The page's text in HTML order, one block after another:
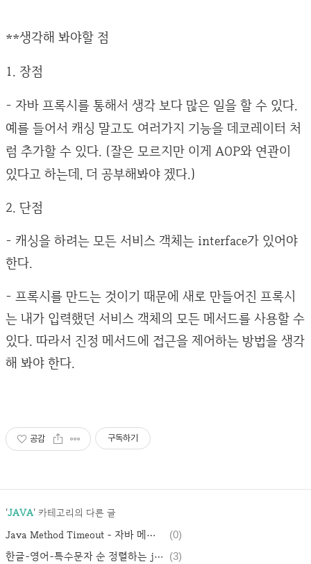
**생각해 봐야할 점
1. 장점
- 자바 프록시를 통해서 생각 보다 많은 일을 할 수 있다.
예를 들어서 캐싱 말고도 여러가지 기능을 데코레이터 처
럼 추가할 수 있다. (잘은 모르지만 이게 AOP와 연관이
있다고 하는데, 더 공부해봐야 겠다.)
2. 단점
- 캐싱을 하려는 모든 서비스 객체는 interface가 있어야
한다.
- 프록시를 만드는 것이기 때문에 새로 만들어진 프록시
는 내가 입력했던 서비스 객체의 모든 메서드를 사용할 수
있다. 따라서 진정 메서드에 접근을 제어하는 방법을 생각
해 봐야 한다.
공감 구독하기
'JAVA' 카테고리의 다른 글
Java Method Timeout - 자바 메서드 타임아웃 만들기 예제 (0)
한글-영어-특수문자 순 정렬하는 java compare 메서드 만들기 (3)